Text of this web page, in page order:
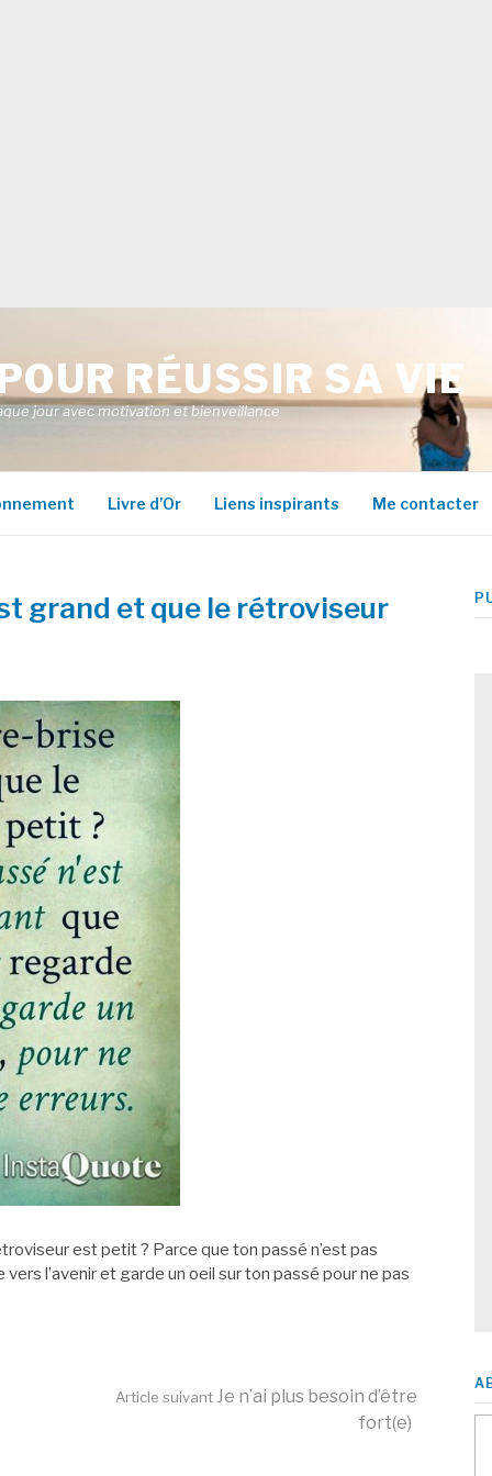
RÉUSSIR SA VIE
jour avec motivation et bienveillance
Livre d’Or Liens inspirants Me contacter
grand et que le rétroviseur
est petit ? Parce que ton passé n’est pas
l’avenir et garde un oeil sur ton passé pour ne pas
Article suivant Je n’ai plus besoin d’être
fort(e)